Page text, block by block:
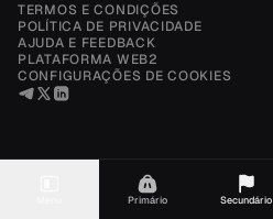
Primário Secundário
TERMOS E CONDIÇÕES
POLÍTICA DE PRIVACIDADE
AJUDA E FEEDBACK
PLATAFORMA WEB2
CONFIGURAÇÕES DE COOKIES